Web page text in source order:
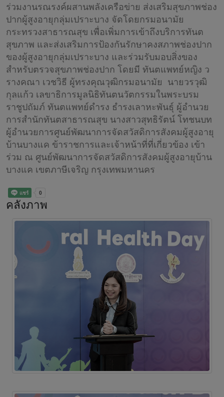
ร่วมงานรณรงค์ผสานพลังเครือข่าย ส่งเสริมสุขภาพช่อง
ปากผู้สูงอายุกลุ่มเปราะบาง จัดโดยกรมอนามัย
กระทรวงสาธารณสุข เพื่อเพิ่มการเข้าถึงบริการทันต
สุขภาพ และส่งเสริมการป้องกันรักษาคงสภาพช่องปาก
ของผู้สูงอายุกลุ่มเปราะบาง และร่วมรับมอบสิ่งของ
สำหรับตรวจสุขภาพช่องปาก โดยมี ทันตแพทย์หญิง ว
รางคณา เวชวิธี ผู้ทรงคุณวุฒิกรมอนามัย นายวรวุฒิ
กุลแก้ว เลขาธิการมูลนิธิทันตนวัตกรรมในพระบรม
ราชูปถัมภ์ ทันตแพทย์ดำรง ธำรงเลาหะพันธุ์ ผู้อำนวย
การสำนักทันตสาธารณสุข นางสาวสุทธิรัตน์ โทชนบท
ผู้อำนวยการศูนย์พัฒนาการจัดสวัสดิการสังคมผู้สูงอายุ
บ้านบางแค ข้าราชการและเจ้าหน้าที่ที่เกี่ยวข้อง เข้า
ร่วม ณ ศูนย์พัฒนาการจัดสวัสดิการสังคมผู้สูงอายุบ้าน
บางแค เขตภาษีเจริญ กรุงเทพมหานคร
คลังภาพ